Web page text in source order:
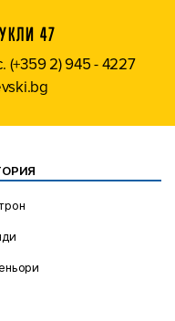
47
(+359 2) 945 - 4227